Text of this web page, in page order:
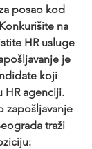
posao kod
na
HR usluge
je
koji
HR agenciji.
zapošljavanje
traži